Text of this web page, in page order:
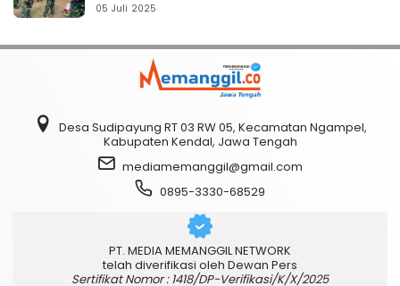
05 Juli 2025
Desa Sudipayung RT 03 RW 05, Kecamatan Ngampel,
Kabupaten Kendal, Jawa Tengah
mediamemanggil@gmail.com
0895-3330-68529
PT. MEDIA MEMANGGIL NETWORK
telah diverifikasi oleh Dewan Pers
Sertifikat Nomor : 1418/DP-Verifikasi/K/X/2025